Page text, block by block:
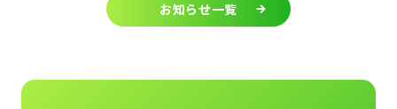
お知らせ一覧